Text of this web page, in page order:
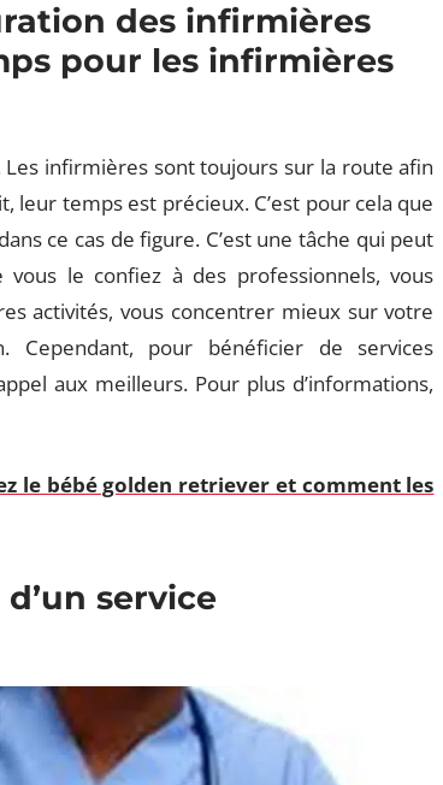
des infirmières
pour les infirmières
infirmières sont toujours sur la route afin
leur temps est précieux. C’est pour cela que
ce cas de figure. C’est une tâche qui peut
le confiez à des professionnels, vous
activités, vous concentrer mieux sur votre
pour bénéficier de services
aux meilleurs. Pour plus d’informations,
le bébé golden retriever et comment les
service